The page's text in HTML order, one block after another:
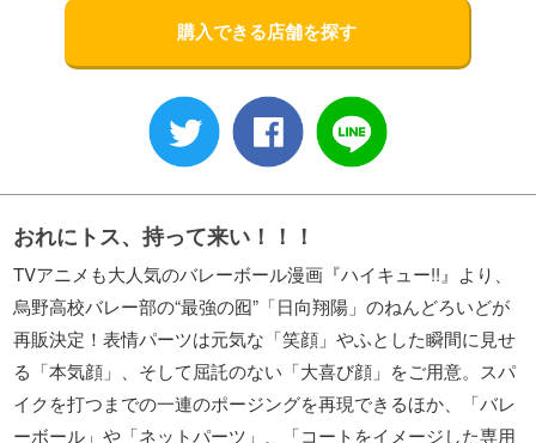
購入できる店舗を探す
おれにトス、持って来い！！！
TVアニメも大人気のバレーボール漫画『ハイキュー!!』より、
烏野高校バレー部の“最強の囮”「日向翔陽」のねんどろいどが
再販決定！表情パーツは元気な「笑顔」やふとした瞬間に見せ
る「本気顔」、そして屈託のない「大喜び顔」をご用意。スパ
イクを打つまでの一連のポージングを再現できるほか、「バレ
ーボール」や「ネットパーツ」、「コートをイメージした専用